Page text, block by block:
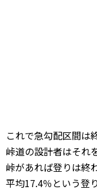
これで急勾配区間は
峠道の設計者はそれ
峠があれば登りは終
平均17.4％という登